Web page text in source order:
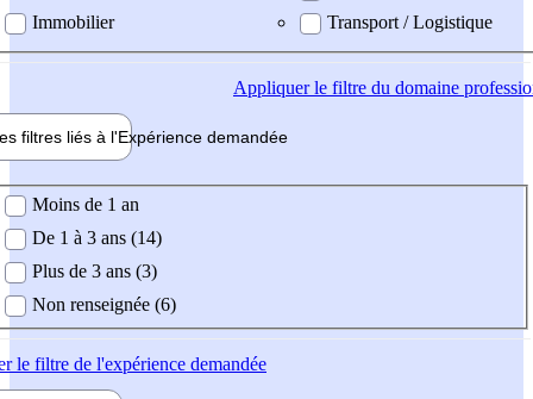
Immobilier
Transport / Logistique
Appliquerle filtre du domaine
filtres liés à l'Expérience demandée
demandée
Moins de 1 an
De 1 à 3 ans (14)
Plus de 3 ans (3)
Non renseignée (6)
le filtre de l'expérience demandée